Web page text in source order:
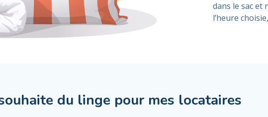
dans le sac et
l’heure
du linge pour mes locataires